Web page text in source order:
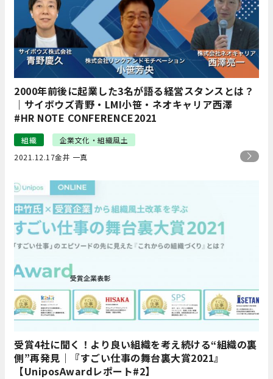
2000年前後に起業した3名が語る経営スタンスとは？
｜サイボウズ青野・LMI小笹・ネオキャリア西澤
#HR NOTE CONFERENCE2021
組織
企業文化・組織風土
2021.12.17金井 一真
受賞4社に聞く！より良い組織を考え続ける“組織の裏
側”再発見｜『すごい仕事の舞台裏大賞2021』
【UniposAwardレポート#2】